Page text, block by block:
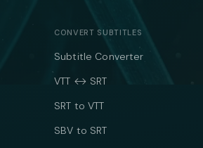
CONVERT SUBTITLES
Subtitle Converter
VTT ↔ SRT
SRT to VTT
SBV to SRT